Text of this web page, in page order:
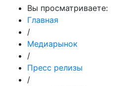
Вы просматриваете:
Главная
/
Медиарынок
/
Пресс релизы
/